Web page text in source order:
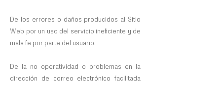
De los errores o daños producidos al Sitio
Web por un uso del servicio ineficiente y de
mala fe por parte del usuario.
De la no operatividad o problemas en la
dirección de correo electrónico facilitada